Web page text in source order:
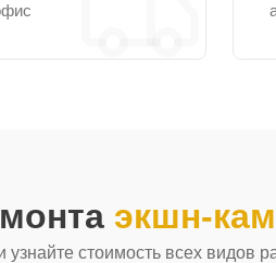
экшн-
стоимость всех видов